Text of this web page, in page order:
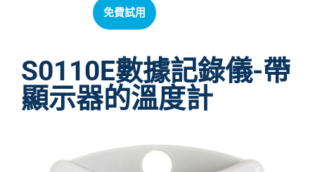
免費試用
免費試用
S0110E數據記錄儀-帶
顯示器的溫度計